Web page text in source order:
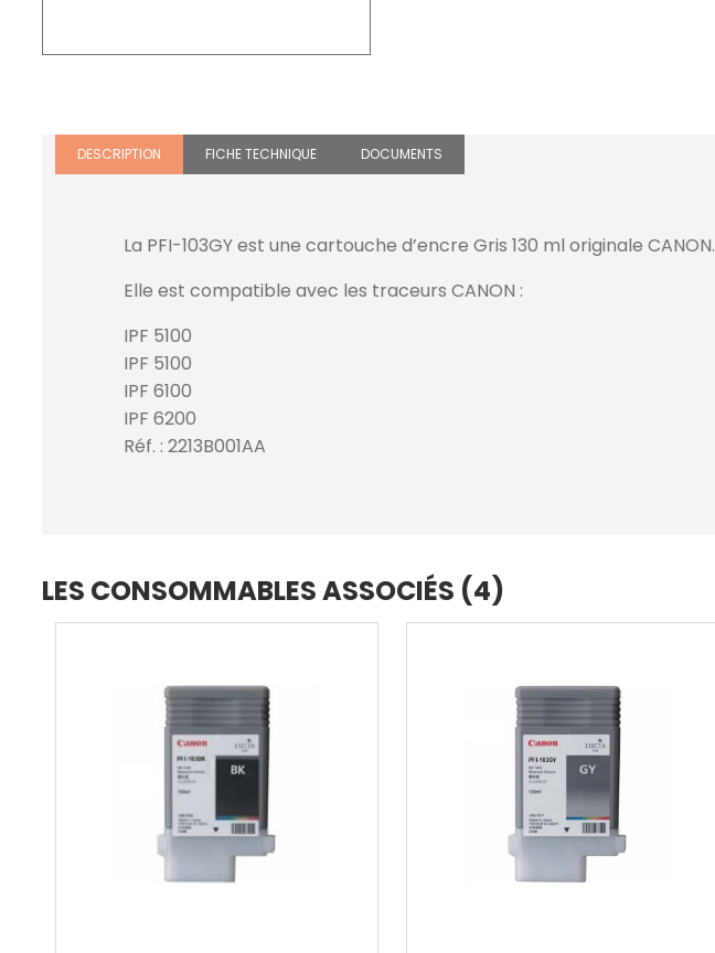
DESCRIPTION FICHE TECHNIQUE DOCUMENTS
La PFI-103GY est une cartouche d’encre Gris 130 ml originale CANON.
Elle est compatible avec les traceurs CANON :
IPF 5100
IPF 5100
IPF 6100
IPF 6200
Réf. : 2213B001AA
LES CONSOMMABLES ASSOCIÉS (4)